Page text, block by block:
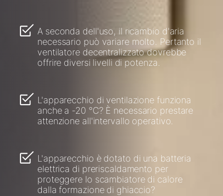
A seconda dell'uso, il ricambio d'aria
necessario può variare molto. Pertanto il
ventilatore decentralizzato dovrebbe
offrire diversi livelli di potenza.
L'apparecchio di ventilazione funziona
anche a -20 °C? È necessario prestare
attenzione all'intervallo operativo.
L'apparecchio è dotato di una batteria
elettrica di preriscaldamento per
proteggere lo scambiatore di calore
dalla formazione di ghiaccio?